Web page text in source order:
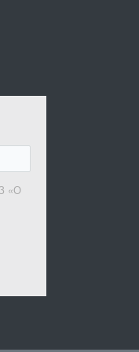
«О